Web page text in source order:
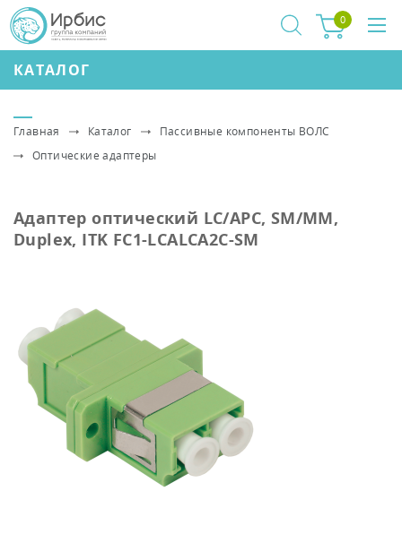
КАТАЛОГ
0
Главная Каталог
Пассивные компоненты ВОЛС
Оптические адаптеры
Адаптер оптический LC/APC, SM/MM,
Duplex, ITK FC1-LCALCA2C-SM